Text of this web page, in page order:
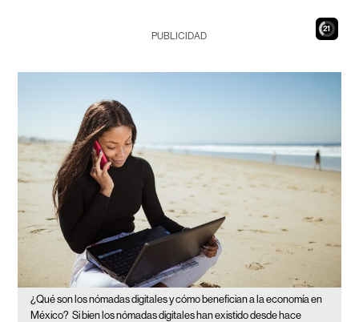
20
PUBLICIDAD
¿Qué son los nómadas digitales y cómo benefician a la economía en
México? Si bien los nómadas digitales han existido desde hace